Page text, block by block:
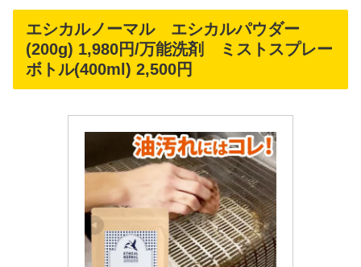
エシカルノーマル エシカルパウダー
(200g) 1,980円/万能洗剤 ミストスプレー
ボトル(400ml) 2,500円